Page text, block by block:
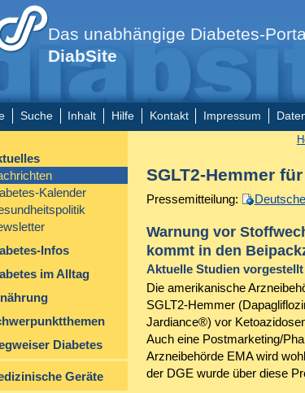
Das unabhängige Diabetes-
DiabSite
Suche Inhalt Hilfe Kontakt Impressum
Kalender
Infos
im Alltag
Diabetes
Geräte
SGLT2-Hemmer
Pressemitteilung:
Warnung vor
kommt in den
Aktuelle Studien
Die amerikanische
SGLT2-Hemmer
Jardiance®) vor
Auch eine Postmarketing/
Arzneibehörde EMA wird
der DGE wurde über diese